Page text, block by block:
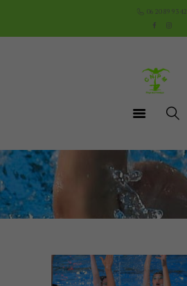
06 20 89 93 42
Le Club
Aquathlon du Pays
Mornantais
Documents utiles